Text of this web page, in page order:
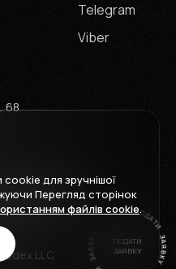
ПОДАТИ
ЗАЯВКУ
Telegram
Viber
68
використання
LLC
для зручнішої
Перегляд сторінок
файлів cookie.